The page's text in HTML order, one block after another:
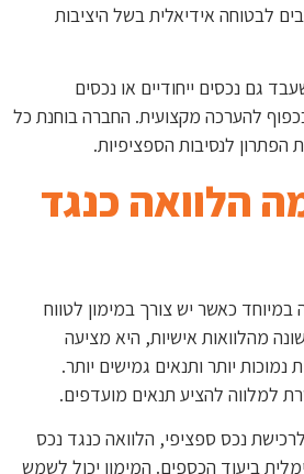
לבטוחה אידיאלית בשל היציבות
גם נכסים ייחודיים או נכסים
להערכה מקצועית. החברה בוחנת כל
לנסיבות הספציפיות.
הלוואה כנגד
כאשר יש צורך במימון לטווח
מהלוואות אישיות, היא מציעה
נמוכות יותר ותנאים גמישים יותר.
למלווה להציע תנאים מועדפים.
נכס ספציפי, הלוואה כנגד נכס
ביעוד הכספים. המימון יכול לשמש